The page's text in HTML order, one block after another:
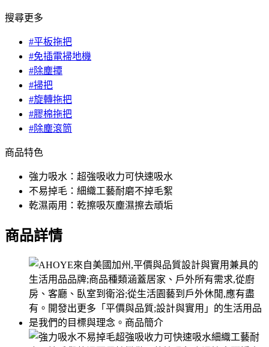
搜尋更多
#平板拖把
#免插電掃地機
#除塵撢
#掃把
#旋轉拖把
#膠棉拖把
#除塵滾筒
商品特色
強力吸水：超強吸收力可快速吸水
不易掉毛：細織工藝耐磨不掉毛絮
乾濕兩用：乾擦吸灰塵濕擦去頑垢
商品詳情